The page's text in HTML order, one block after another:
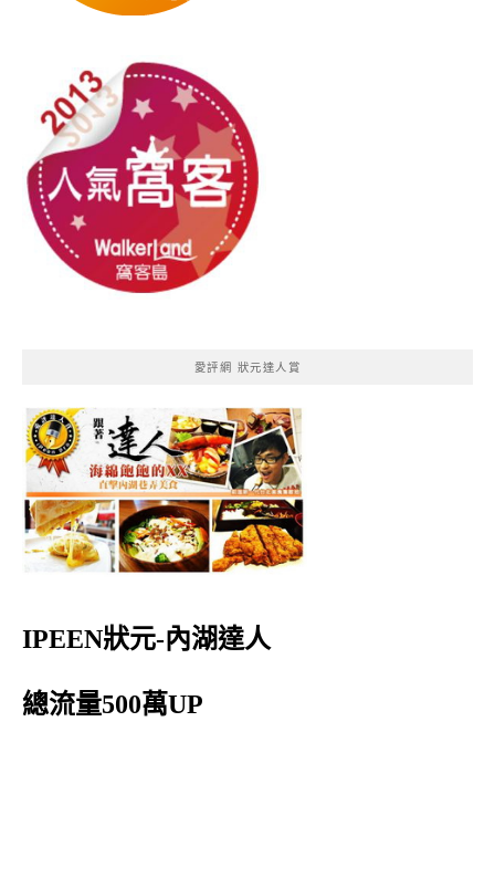
愛評網 狀元達人賞
IPEEN狀元-內湖達人
總流量500萬UP